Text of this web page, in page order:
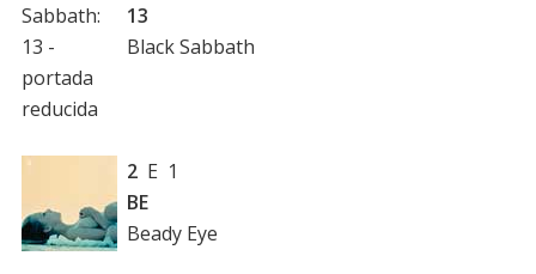
13
Black Sabbath
2 E 1
BE
Beady Eye